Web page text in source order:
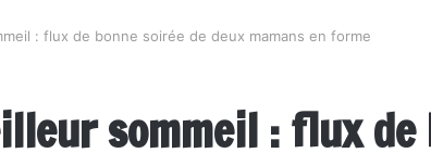
: flux de bonne soirée de deux mamans en forme
sommeil : flux de